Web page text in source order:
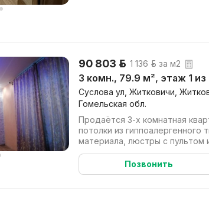
90 803 р. 1 136 р. за м2
3 комн., 79.9 м², этаж 1 из
Суслова ул, Житковичи,
Гомельская обл.
Продаётся 3-х комнатная
потолки из гиппоалергенного
материала, люстры с пультом
подсветки, все стекло пакет...
Позвонить